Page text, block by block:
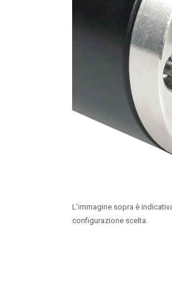
L’immagine sopra è
configurazione scelta.